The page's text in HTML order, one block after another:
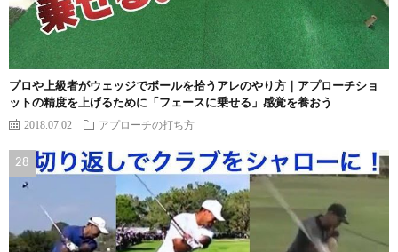
プロや上級者がウェッジでボールを拾うアレのやり方｜アプローチショ
ットの精度を上げるために「フェースに乗せる」感覚を養おう
2018.07.02 アプローチの打ち方